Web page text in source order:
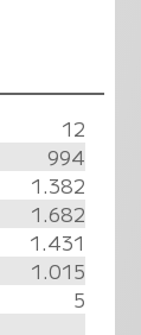
12
994
1.382
1.682
1.431
1.015
5